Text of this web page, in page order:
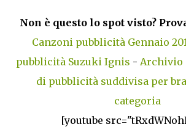
Non è questo lo spot visto?
Canzoni pubblicità Gennaio
pubblicità Suzuki Ignis - Archivio
di pubblicità suddivisa per
categoria
[youtube